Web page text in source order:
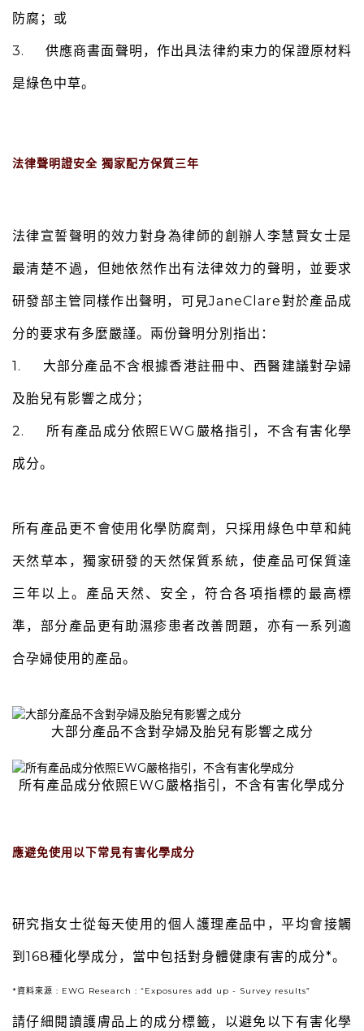
防腐；或
3. 供應商書面聲明，作出具法律約束力的保證原材料
是綠色中草。
法律聲明證安全 獨家配方保質三年
法律宣誓聲明的效力對身為律師的創辦人李慧賢女士是
最清楚不過，但她依然作出有法律效力的聲明，並要求
研發部主管同樣作出聲明，可見JaneClare對於產品成
分的要求有多麼嚴謹。兩份聲明分別指出：
1. 大部分產品不含根據香港註冊中、西醫建議對孕婦
及胎兒有影響之成分；
2. 所有產品成分依照EWG嚴格指引，不含有害化學
成分。
所有產品更不會使用化學防腐劑，只採用綠色中草和純
天然草本，獨家研發的天然保質系統，使產品可保質達
三年以上。產品天然、安全，符合各項指標的最高標
準，部分產品更有助濕疹患者改善問題，亦有一系列適
合孕婦使用的產品。
大部分產品不含對孕婦及胎兒有影響之成分
所有產品成分依照EWG嚴格指引，不含有害化學成分
應避免使用以下常見有害化學成分
研究指女士從每天使用的個人護理產品中，平均會接觸
到168種化學成分，當中包括對身體健康有害的成分*。
*資料來源 : EWG Research : “Exposures add up - Survey results”
請仔細閱讀護膚品上的成分標籤，以避免以下有害化學